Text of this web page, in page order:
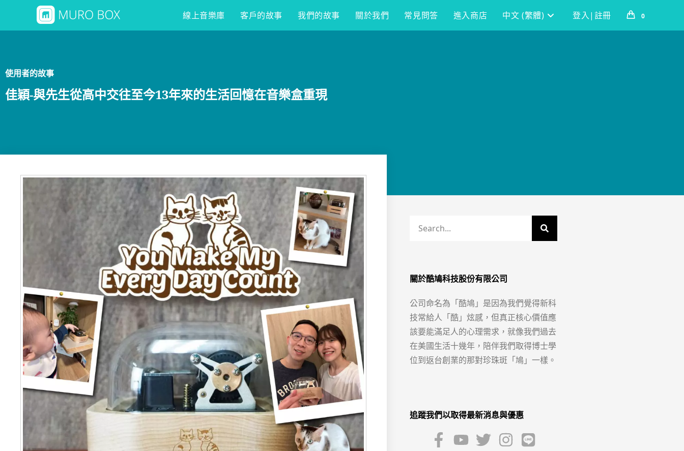
線上音樂庫 客戶的故事 我們的故事 關於我們 常見問答 進入商店 中文 (繁體) 登入|註冊 0
使用者的故事
佳穎-與先生從高中交往至今13年來的生活回憶在音樂盒重現
關於酷鳩科技股份有限公司
公司命名為「酷鳩」是因為我們覺得新科
技常給人「酷」炫感，但真正核心價值應
該要能滿足人的心理需求，就像我們過去
在美國生活十幾年，陪伴我們取得博士學
位到返台創業的那對珍珠斑「鳩」一樣。
追蹤我們以取得最新消息與優惠